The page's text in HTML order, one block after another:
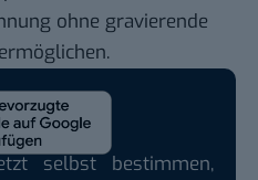
ohne gravierende
selbst bestimmen,